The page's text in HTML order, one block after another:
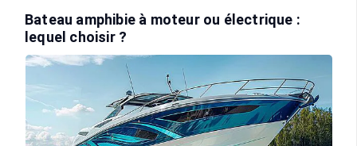
Bateau amphibie à moteur ou électrique :
lequel choisir ?